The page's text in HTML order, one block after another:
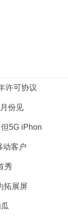
许可协议
份见
5G iPhon
动客户
秀
拓展屏